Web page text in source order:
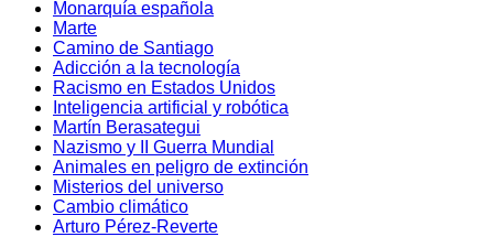
Monarquía española
Marte
Camino de Santiago
Adicción a la tecnología
Racismo en Estados Unidos
Inteligencia artificial y robótica
Martín Berasategui
Nazismo y II Guerra Mundial
Animales en peligro de extinción
Misterios del universo
Cambio climático
Arturo Pérez-Reverte